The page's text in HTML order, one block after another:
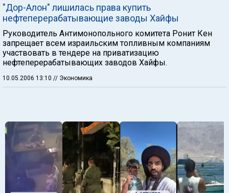
"Дор-Алон" лишилась права купить
нефтеперерабатывающие заводы Хайфы
Руководитель Антимонопольного комитета Ронит Кен
запрещает всем израильским топливным компаниям
участвовать в тендере на приватизацию
нефтеперерабатывающих заводов Хайфы.
10.05.2006 13:10 // Экономика